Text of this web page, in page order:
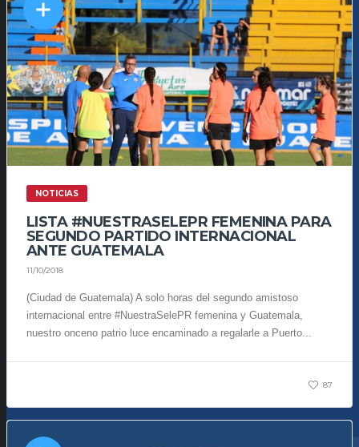
NOTICIAS
LISTA #NUESTRASELEPR FEMENINA PARA
SEGUNDO PARTIDO INTERNACIONAL
ANTE GUATEMALA
11/10/2018
(Ciudad de Guatemala) A solo horas del segundo amistoso
internacional entre #NuestraSelePR femenina y Guatemala,
nuestro onceno patrio luce encaminado a regalarle a Puerto...
87